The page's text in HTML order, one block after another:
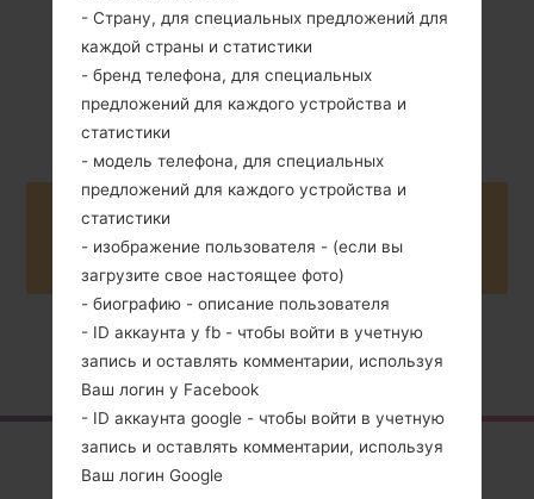
Android 5.0.x
Lollipop
Buy accessories on Amazon
Главная →Серия →LG AKA LTE →LGF520K
Обзор
- Страну, для специальных предложений для
каждой страны и статистики
- бренд телефона, для специальных
предложений для каждого устройства и
статистики
- модель телефона, для специальных
предложений для каждого устройства и
статистики
- изображение пользователя - (если вы
загрузите свое настоящее фото)
- биографию - описание пользователя
- ID аккаунта у fb - чтобы войти в учетную
запись и оставлять комментарии, используя
Ваш логин у Facebook
- ID аккаунта google - чтобы войти в учетную
запись и оставлять комментарии, используя
Ваш логин Google